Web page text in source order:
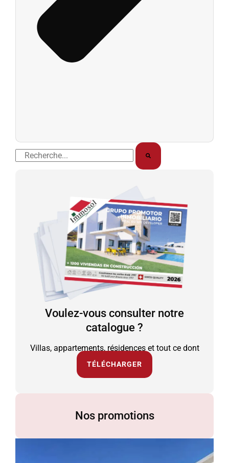
Rechercher
Voulez-vous consulter notre
catalogue ?
Villas, appartements, résidences et tout ce dont
vous avez besoin.
TÉLÉCHARGER
Nos promotions